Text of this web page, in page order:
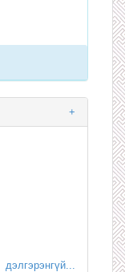
+
дэлгэрэнгүй...